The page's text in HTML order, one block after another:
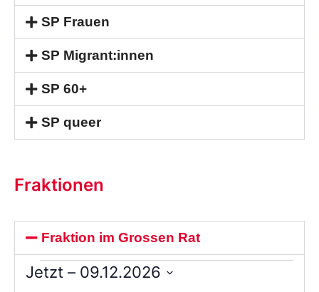
SP Frauen
SP Migrant:innen
SP 60+
SP queer
Fraktionen
Fraktion im Grossen Rat
Jetzt – 09.12.2026